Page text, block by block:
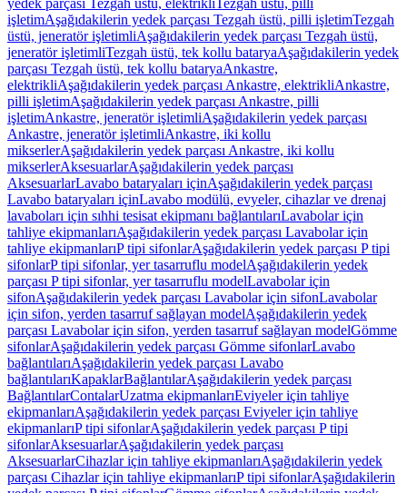
yedek parçası Tezgah üstü, elektrikli Tezgah üstü, pilli
işletimAşağıdakilerin yedek parçası Tezgah üstü, pilli işletimTezgah
üstü, jeneratör işletimliAşağıdakilerin yedek parçası Tezgah üstü,
jeneratör işletimliTezgah üstü, tek kollu bataryaAşağıdakilerin yedek
parçası Tezgah üstü, tek kollu bataryaAnkastre,
elektrikliAşağıdakilerin yedek parçası Ankastre, elektrikliAnkastre,
pilli işletimAşağıdakilerin yedek parçası Ankastre, pilli
işletimAnkastre, jeneratör işletimliAşağıdakilerin yedek parçası
Ankastre, jeneratör işletimliAnkastre, iki kollu
mikserlerAşağıdakilerin yedek parçası Ankastre, iki kollu
mikserlerAksesuarlarAşağıdakilerin yedek parçası
AksesuarlarLavabo bataryaları içinAşağıdakilerin yedek parçası
Lavabo bataryaları içinLavabo modülü, evyeler, cihazlar ve drenaj
lavaboları için sıhhi tesisat ekipmanı bağlantılarıLavabolar için
tahliye ekipmanlarıAşağıdakilerin yedek parçası Lavabolar için
tahliye ekipmanlarıP tipi sifonlarAşağıdakilerin yedek parçası P tipi
sifonlarP tipi sifonlar, yer tasarruflu modelAşağıdakilerin yedek
parçası P tipi sifonlar, yer tasarruflu modelLavabolar için
sifonAşağıdakilerin yedek parçası Lavabolar için sifonLavabolar
için sifon, yerden tasarruf sağlayan modelAşağıdakilerin yedek
parçası Lavabolar için sifon, yerden tasarruf sağlayan modelGömme
sifonlarAşağıdakilerin yedek parçası Gömme sifonlarLavabo
bağlantılarıAşağıdakilerin yedek parçası Lavabo
bağlantılarıKapaklarBağlantılarAşağıdakilerin yedek parçası
BağlantılarContalarUzatma ekipmanlarıEviyeler için tahliye
ekipmanlarıAşağıdakilerin yedek parçası Eviyeler için tahliye
ekipmanlarıP tipi sifonlarAşağıdakilerin yedek parçası P tipi
sifonlarAksesuarlarAşağıdakilerin yedek parçası
AksesuarlarCihazlar için tahliye ekipmanlarıAşağıdakilerin yedek
parçası Cihazlar için tahliye ekipmanlarıP tipi sifonlarAşağıdakilerin